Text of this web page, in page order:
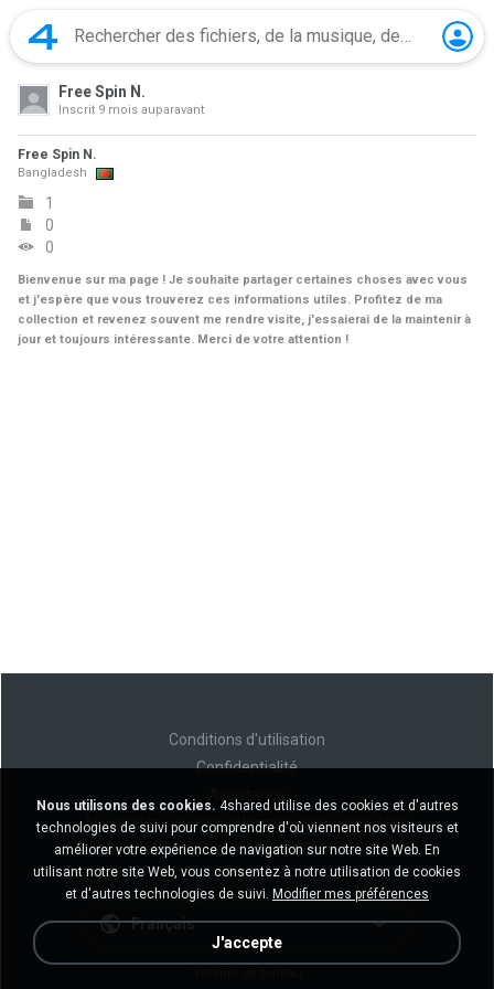
Free Spin N.
Inscrit 9 mois auparavant
Free Spin N.
Bangladesh
1
0
0
Bienvenue sur ma page ! Je souhaite partager certaines choses avec vous
et j'espère que vous trouverez ces informations utiles. Profitez de ma
collection et revenez souvent me rendre visite, j'essaierai de la maintenir à
jour et toujours intéressante. Merci de votre attention !
Conditions d'utilisation
Confidentialité
Ne vendez pas mes informations personnelles
Ne pas partager mes informations personnelles
Français
Nous utilisons des cookies. 4shared utilise des cookies et d'autres
technologies de suivi pour comprendre d'où viennent nos visiteurs et
améliorer votre expérience de navigation sur notre site Web. En
utilisant notre site Web, vous consentez à notre utilisation de cookies
et d'autres technologies de suivi. Modifier mes préférences
J'accepte